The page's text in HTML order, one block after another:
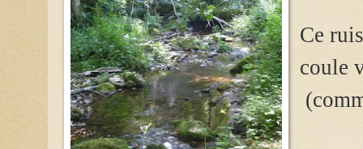
Ce
coule